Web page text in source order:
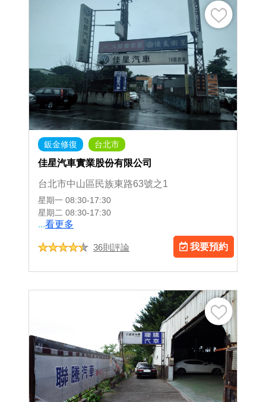
鈑金修復 台北市
佳星汽車實業股份有限公司
台北市中山區民族東路63號之1
星期一 08:30-17:30
星期二 08:30-17:30
...看更多
36則評論 我要預約